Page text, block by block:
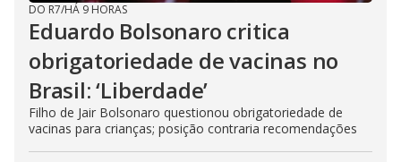
DO R7/HÁ 9 HORAS
Eduardo Bolsonaro critica
obrigatoriedade de vacinas no
Brasil: ‘Liberdade’
Filho de Jair Bolsonaro questionou obrigatoriedade de
vacinas para crianças; posição contraria recomendações